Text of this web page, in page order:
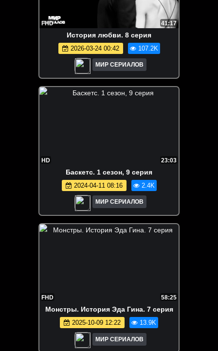
FHD 41:17
История любви. 8 серия
2026-03-24 00:42 107.2K
МИР СЕРИАЛОВ
HD 23:03
Баскетс. 1 сезон, 9 серия
2024-04-11 08:16 2.4K
МИР СЕРИАЛОВ
FHD 58:25
Монстры. История Эда Гина. 7 серия
2025-10-09 12:22 13.9K
МИР СЕРИАЛОВ